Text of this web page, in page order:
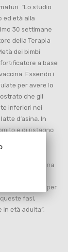
“Lo studio
ed età alla
30 settimane
della Terapia
dei bimbi
a base
Essendo i
per avere lo
che gli
inferiori nei
d’asina. In
e di ristagno
intestinale”.
precoce di una
neonatali per
fasi,
in età adulta”,